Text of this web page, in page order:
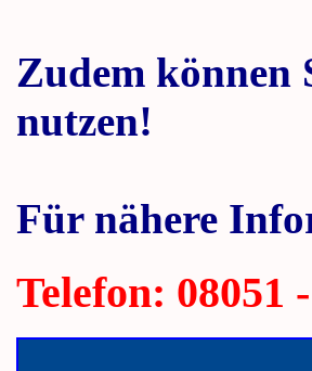
Zudem können
nutzen!
Für nähere
Telefon: 08051